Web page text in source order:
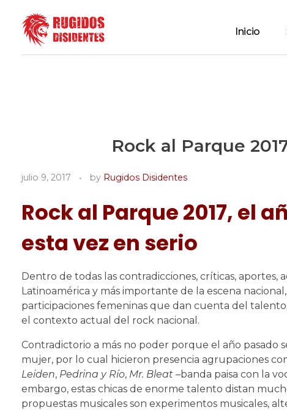
Rugidos Disidentes
Bogotá - Colombia | ISSN 2619-5569
Inicio
Rock al Parque
julio 9, 2017 by Rugidos Disidentes
Rock al Parque 2017, el
esta vez en serio
Dentro de todas las contradicciones, críticas,
Latinoamérica y más importante de la escena
participaciones femeninas que dan cuenta del
el contexto actual del rock nacional.
Contradictorio a más no poder porque el año pasado
mujer, por lo cual hicieron presencia agrupaciones
Leiden, Pedrina y Río, Mr. Bleat –banda paisa con la
embargo, estas chicas de enorme talento distan
propuestas musicales son experimentos musicales,